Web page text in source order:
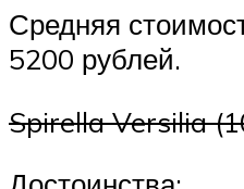
Средняя
5200 рублей.
Spirella Versilia